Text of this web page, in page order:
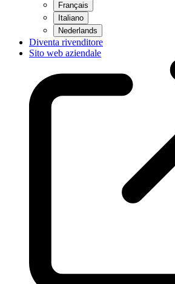
Français
Italiano
Nederlands
Diventa rivenditore
Sito web aziendale